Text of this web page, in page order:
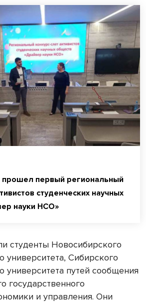
прошел первый региональный
студенческих научных
науки НСО»
студенты Новосибирского
университета, Сибирского
университета путей сообщения
государственного
и управления. Они